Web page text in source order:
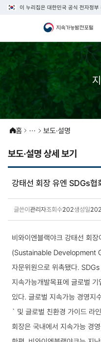
이 누리집은 대한민국 공식 전자정부
홈 보도·설명
보도·설명 상세 보기
강태선 회장 유엔 SDGs협
글쓴이관리자조회수202생성일
비와이엔블랙야크 강태선 회
(Sustainable Development
자문위원으로 위촉됐다.
지속가능개발목표에 글로벌
있다. 글로벌 지속가능 경영지
` 및 글로벌 친환경 가이드 라
회장은 국내에서 지속가능 경